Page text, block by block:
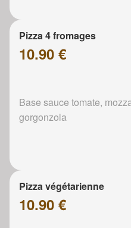
Pizza 4 fromages
10.90 €
Base sauce tomate,
gorgonzola
Pizza végétarienne
10.90 €